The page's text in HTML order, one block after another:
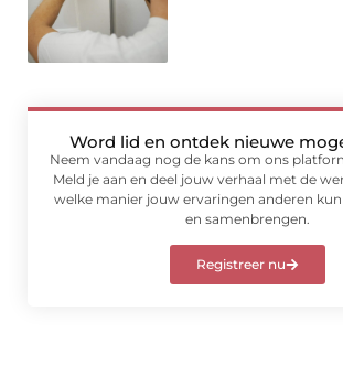
Word lid en ontdek nieuwe
Neem vandaag nog de kans om ons
Meld je aan en deel jouw verhaal met de
welke manier jouw ervaringen anderen
en samenbrengen.
Registreer nu